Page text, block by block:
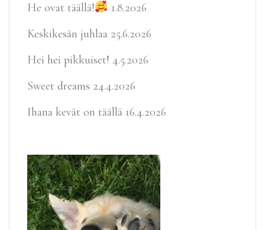
He ovat täällä!
1.8.2026
Keskikesän juhlaa 25.6.2026
Hei hei pikkuiset! 4.5.2026
Sweet dreams 24.4.2026
Ihana kevät on täällä 16.4.2026